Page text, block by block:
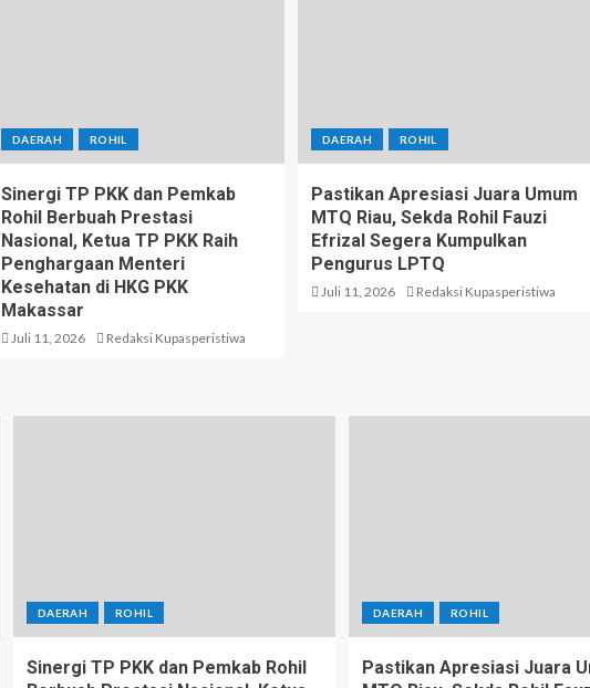
DAERAH ROHIL
Sinergi TP PKK dan Pemkab
Rohil Berbuah Prestasi
Nasional, Ketua TP PKK Raih
Penghargaan Menteri
Kesehatan di HKG PKK
Makassar
Juli 11, 2026 Redaksi Kupasperistiwa
DAERAH ROHIL
Pastikan Apresiasi Juara Umum
MTQ Riau, Sekda Rohil Fauzi
Efrizal Segera Kumpulkan
Pengurus LPTQ
Juli 11, 2026 Redaksi Kupasperistiwa
DAERAH ROHIL
Sinergi TP PKK dan Pemkab Rohil
DAERAH ROHIL
Pastikan Apresiasi Juara